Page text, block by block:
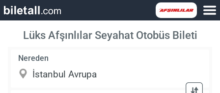
Lüks Afşınlılar Seyahat Otobüs Bileti
Nereden